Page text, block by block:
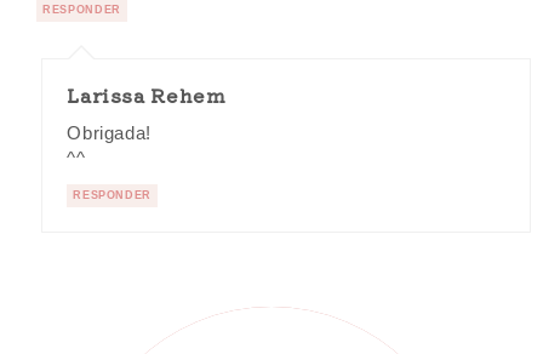
RESPONDER
Larissa Rehem
Obrigada!
^^
RESPONDER